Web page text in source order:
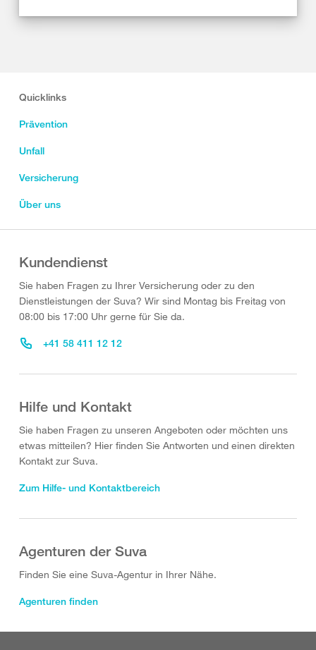
Quicklinks
Prävention
Unfall
Versicherung
Über uns
Kundendienst
Sie haben Fragen zu Ihrer Versicherung oder zu den
Dienstleistungen der Suva? Wir sind Montag bis Freitag von
08:00 bis 17:00 Uhr gerne für Sie da.
+41 58 411 12 12
Hilfe und Kontakt
Sie haben Fragen zu unseren Angeboten oder möchten uns
etwas mitteilen? Hier finden Sie Antworten und einen direkten
Kontakt zur Suva.
Zum Hilfe- und Kontaktbereich
Agenturen der Suva
Finden Sie eine Suva-Agentur in Ihrer Nähe.
Agenturen finden